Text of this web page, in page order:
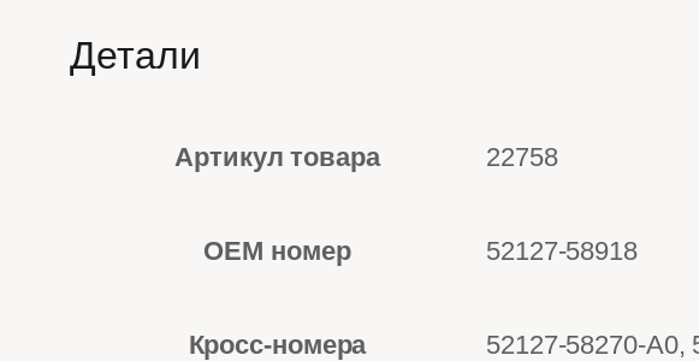
Детали
Артикул товара 22758
OEM номер 52127-58918
Кросс-номера 52127-58270-A0,